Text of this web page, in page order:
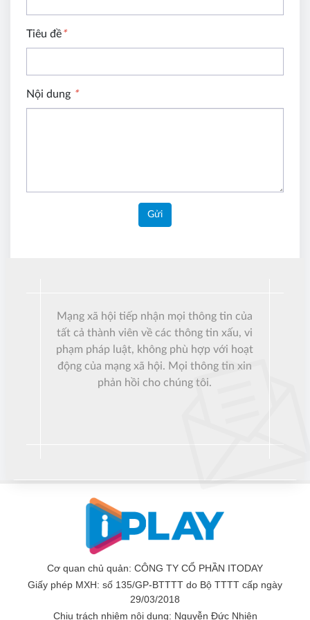
Tiêu đề*
Nội dung *
Gửi
Mạng xã hội tiếp nhận mọi thông tin của
tất cả thành viên về các thông tin xấu, vi
phạm pháp luật, không phù hợp với hoạt
động của mạng xã hội. Mọi thông tin xin
phản hồi cho chúng tôi.
Cơ quan chủ quản: CÔNG TY CỔ PHẦN ITODAY
Giấy phép MXH: số 135/GP-BTTTT do Bộ TTTT cấp ngày
29/03/2018
Chịu trách nhiệm nội dung: Nguyễn Đức Nhiên